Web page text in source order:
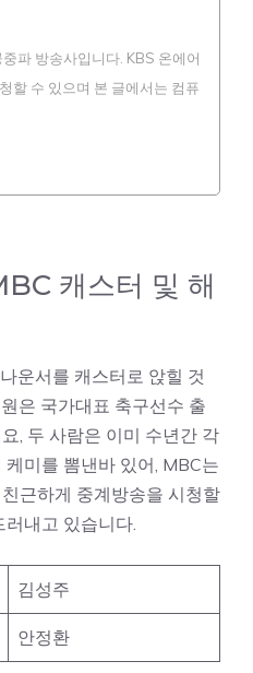
파 방송사입니다. KBS 온에어
할 수 있으며 본 글에서는 컴퓨
캐스터 및 해
운서를 캐스터로 앉힐 것
은 국가대표 축구선수 출
, 두 사람은 이미 수년간 각
미를 뽐낸바 있어, MBC는
근하게 중계방송을 시청할
내고 있습니다.
김성주
안정환